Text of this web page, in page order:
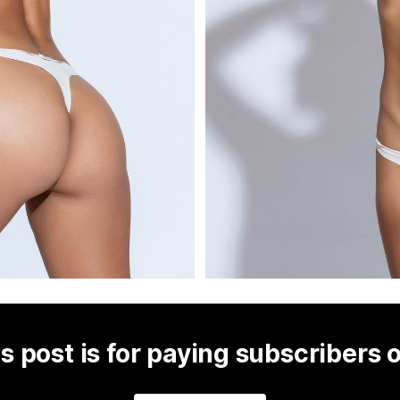
post is for paying subscribers